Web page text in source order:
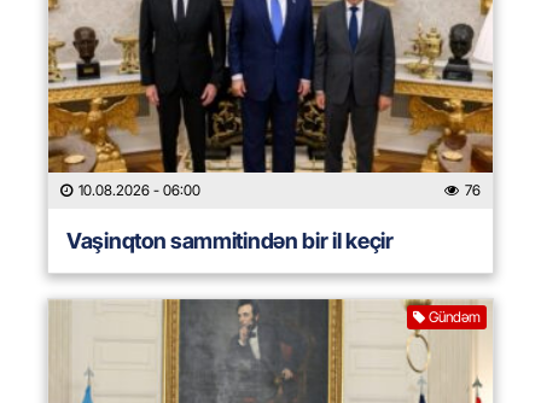
10.08.2026 - 06:00 76
Vaşinqton sammitindən bir il keçir
Gündəm